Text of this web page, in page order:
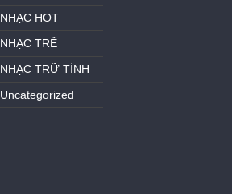
NHẠC HOT
NHẠC TRẺ
NHẠC TRỮ TÌNH
Uncategorized